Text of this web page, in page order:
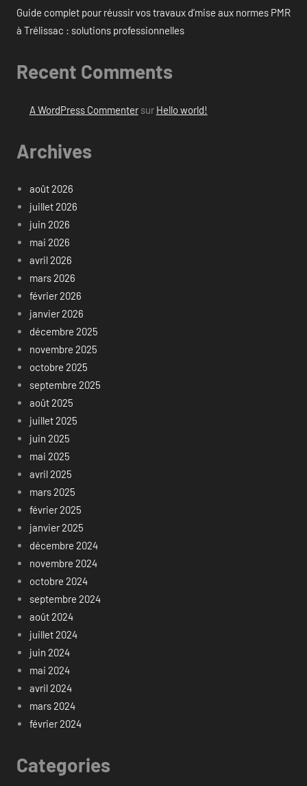
Guide complet pour réussir vos travaux d’mise aux normes PMR
à Trélissac : solutions professionnelles
Recent Comments
A WordPress Commentersur Hello world!
Archives
août 2026
juillet 2026
juin 2026
mai 2026
avril 2026
mars 2026
février 2026
janvier 2026
décembre 2025
novembre 2025
octobre 2025
septembre 2025
août 2025
juillet 2025
juin 2025
mai 2025
avril 2025
mars 2025
février 2025
janvier 2025
décembre 2024
novembre 2024
octobre 2024
septembre 2024
août 2024
juillet 2024
juin 2024
mai 2024
avril 2024
mars 2024
février 2024
Categories